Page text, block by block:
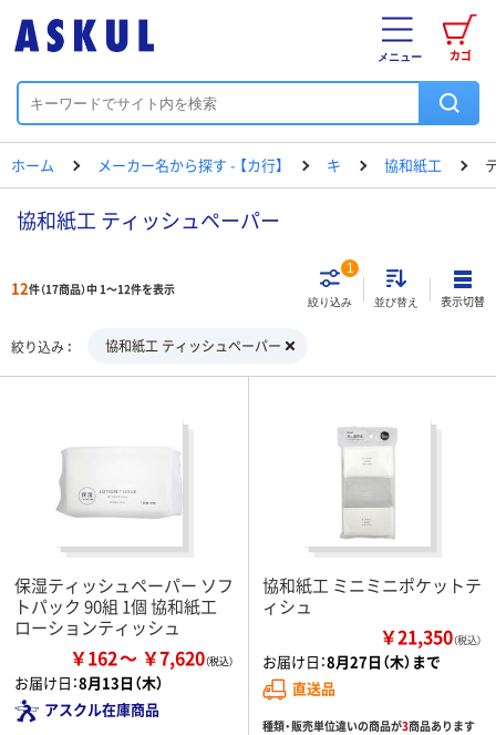
カゴ
メニュー
ホーム メーカー名から探す - 【カ行】 キ 協和紙工
協和紙工 ティッシュペーパー
12件（17商品）中 1～12件を表示
絞り込み
1
並び替え 表示切替
絞り込み 協和紙工 ティッシュペーパー
保湿ティッシュペーパー ソフ
トパック 90組 1個 協和紙工
ローションティッシュ
￥162 ￥7,620
お届け日：8月13日（木）
アスクル在庫商品
協和紙工 ミニミニポケットテ
ィシュ
￥21,350（税込）
お届け日：8月27日（木）まで
直送品
種類・販売単位違いの商品が3商品あります